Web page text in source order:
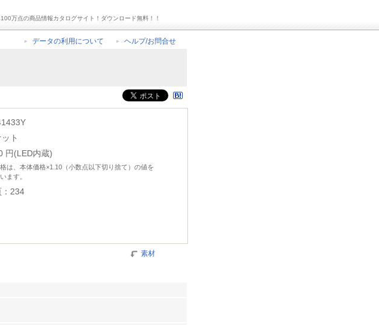
万点の商品情報カタログサイト！ダウンロード無料！！
データの利用について ヘルプ/お問合せ
ト
円(LED内蔵)
は、本体価格×1.10（小数点以下切り捨て）の値を
ます。
：234
素材